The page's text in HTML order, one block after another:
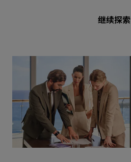
继续探索